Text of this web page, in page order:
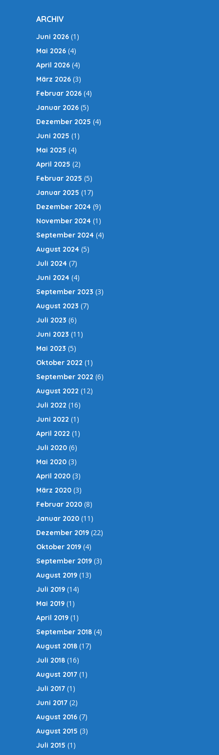
ARCHIV
Juni 2026 (1)
Mai 2026 (4)
April 2026 (4)
März 2026 (3)
Februar 2026 (4)
Januar 2026 (5)
Dezember 2025 (4)
Juni 2025 (1)
Mai 2025 (4)
April 2025 (2)
Februar 2025 (5)
Januar 2025 (17)
Dezember 2024 (9)
November 2024 (1)
September 2024 (4)
August 2024 (5)
Juli 2024 (7)
Juni 2024 (4)
September 2023 (3)
August 2023 (7)
Juli 2023 (6)
Juni 2023 (11)
Mai 2023 (5)
Oktober 2022 (1)
September 2022 (6)
August 2022 (12)
Juli 2022 (16)
Juni 2022 (1)
April 2022 (1)
Juli 2020 (6)
Mai 2020 (3)
April 2020 (3)
März 2020 (3)
Februar 2020 (8)
Januar 2020 (11)
Dezember 2019 (22)
Oktober 2019 (4)
September 2019 (3)
August 2019 (13)
Juli 2019 (14)
Mai 2019 (1)
April 2019 (1)
September 2018 (4)
August 2018 (17)
Juli 2018 (16)
August 2017 (1)
Juli 2017 (1)
Juni 2017 (2)
August 2016 (7)
August 2015 (3)
Juli 2015 (1)